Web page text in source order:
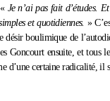
Je n’ai pas fait d’études.
et quotidiennes. »
désir boulimique de
Goncourt ensuite, et
d’une certaine radicalité, il